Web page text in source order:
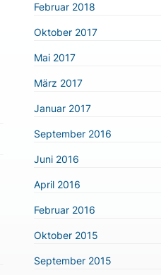
Februar 2018
Oktober 2017
Mai 2017
März 2017
Januar 2017
September 2016
Juni 2016
April 2016
Februar 2016
Oktober 2015
September 2015